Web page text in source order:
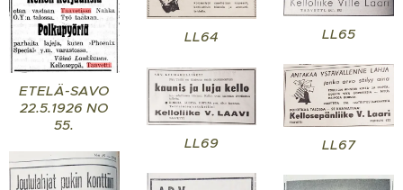
ETELÄ-SAVO
22.5.1926 NO
55.
LL64 LL65
LL67
LL69